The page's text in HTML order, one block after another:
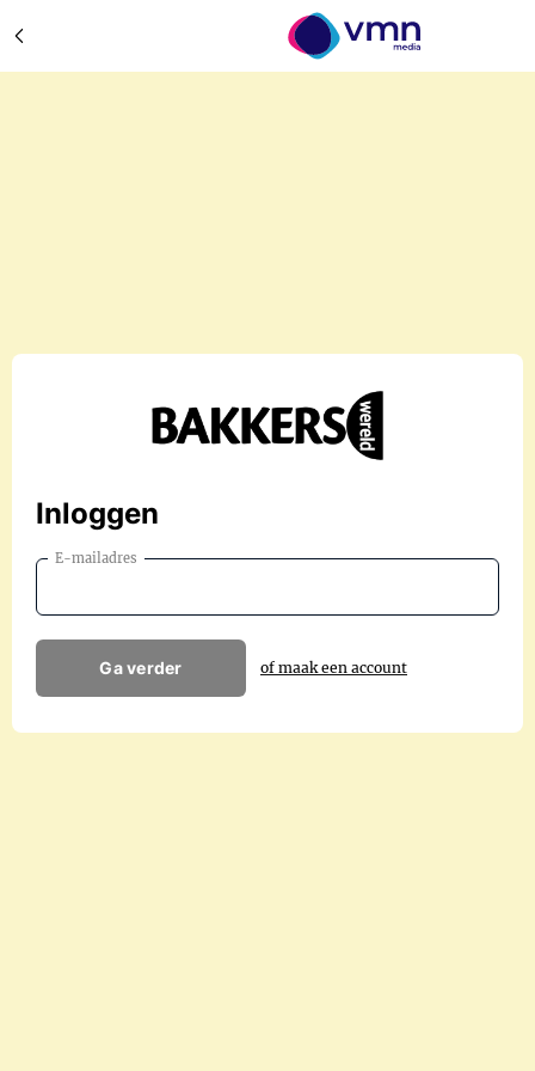
Inloggen
E-mailadres
Ga verder of maak een account